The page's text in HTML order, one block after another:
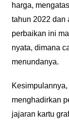
harga,
tahun 2022 dan
perbaikan ini
nyata, dimana
menundanya.
menghadirkan
jajaran kartu